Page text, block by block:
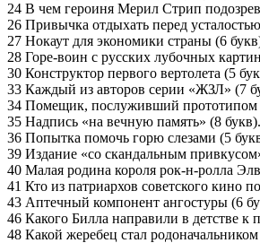
24 В чем героиня Мерил Стрип
26 Привычка отдыхать перед
27 Нокаут для экономики страны (6
28 Горе-воин с русских лубочных
30 Конструктор первого вертолета (5
33 Каждый из авторов серии «ЖЗЛ» (7
34 Помещик, послуживший прототипом
35 Надпись «на вечную память» (8 букв).
36 Попытка помочь горю слезами (5
39 Издание «со скандальным
40 Малая родина короля рок-н-ролла
41 Кто из патриархов советского кино
43 Аптечный компонент ангостуры (6
46 Какого Билла направили в детстве к
48 Какой жеребец стал